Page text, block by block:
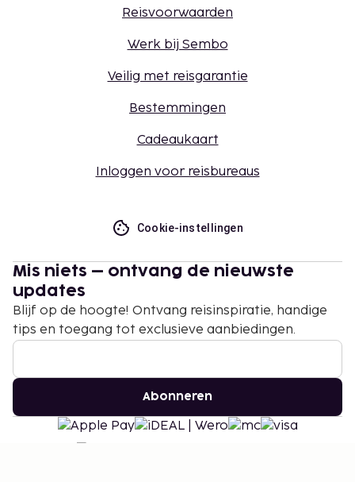
Reisvoorwaarden
Werk bij Sembo
Veilig met reisgarantie
Bestemmingen
Cadeaukaart
Inloggen voor reisbureaus
Cookie-instellingen
Mis niets – ontvang de nieuwste
updates
Blijf op de hoogte! Ontvang reisinspiratie, handige
tips en toegang tot exclusieve aanbiedingen.
Abonneren